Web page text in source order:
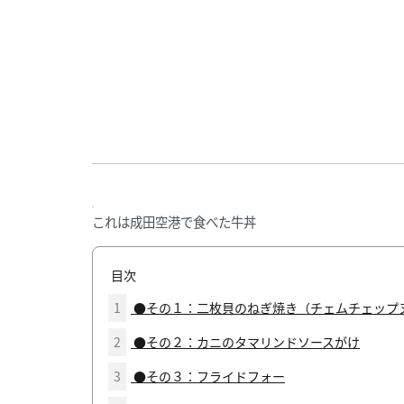
これは成田空港で食べた牛丼
目次
1
●その１：二枚貝のねぎ焼き（チェムチェップ
2
●その２：カニのタマリンドソースがけ
3
●その３：フライドフォー